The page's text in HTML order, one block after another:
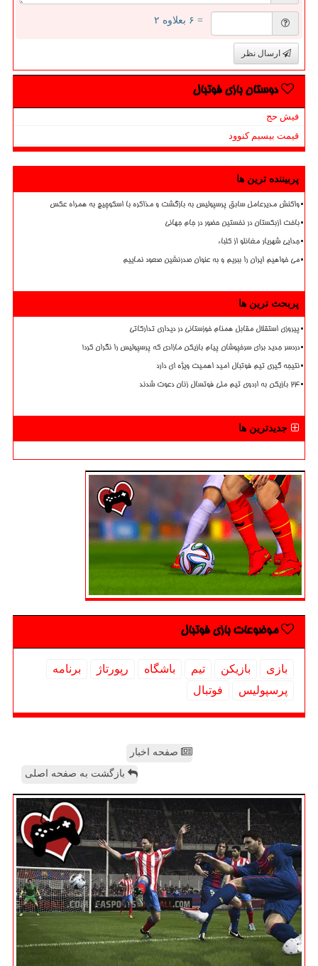
= ۶ بعلاوه ۲
ارسال نظر
دوستان بازی فوتبال
فیش حج
قیمت بیسیم کنوود
پربیننده ترین ها
واکنش مدیرعامل سابق پرسپولیس به بازگشت و مذاکره با اسکوچیچ به همراه عکس
باخت ازبکستان در نخستین حضور در جام جهانی
جدایی شهریار مغانلو از کلباء
می خواهیم ایران را ببریم و به عنوان صدرنشین صعود نماییم
پربحث ترین ها
پیروزی استقلال مقابل همنام خوزستانی در دیداری تدارکاتی
دردسر جدید برای سرخپوشان پیام بازیکن مازادی که پرسپولیس را نگران کرد!
نتیجه گیری تیم فوتبال امید اهمیت ویژه ای دارد
۲۴ بازیکن به اردوی تیم ملی فوتسال زنان دعوت شدند
جدیدترین ها
موضوعات بازی فوتبال
بازی بازیكن تیم باشگاه رپورتاژ
برنامه
پرسپولیس
فوتبال
صفحه اخبار
بازگشت به صفحه اصلی